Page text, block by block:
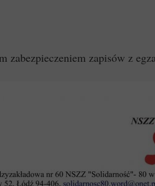
zabezpieczeniem zapisów z